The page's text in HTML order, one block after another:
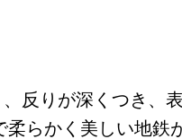
反りが深くつき、
らかく美しい地鉄